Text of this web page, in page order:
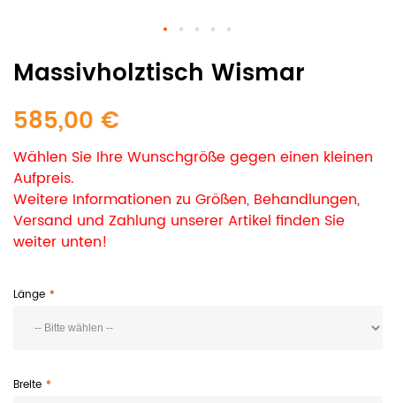
Massivholztisch Wismar
585,00 €
Wählen Sie Ihre Wunschgröße gegen einen kleinen
Aufpreis.
Weitere Informationen zu Größen, Behandlungen,
Versand und Zahlung unserer Artikel finden Sie
weiter unten!
Länge
Breite